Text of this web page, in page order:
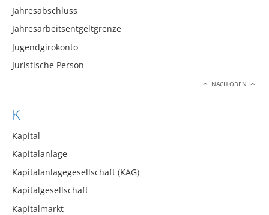
Jahresabschluss
Jahresarbeitsentgeltgrenze
Jugendgirokonto
Juristische Person
NACH OBEN
K
Kapital
Kapitalanlage
Kapitalanlagegesellschaft (KAG)
Kapitalgesellschaft
Kapitalmarkt